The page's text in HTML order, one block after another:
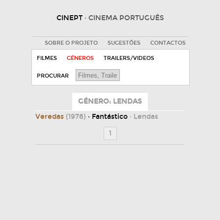
CINEPT · CINEMA PORTUGUÊS
SOBRE O PROJETO SUGESTÕES CONTACTOS
FILMES GÉNEROS TRAILERS/VIDEOS
PROCURAR
GÉNERO: LENDAS
Veredas (1978) · Fantástico · Lendas
1